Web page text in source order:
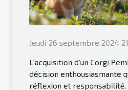
Jeudi 26 septembre 2024
L'acquisition d'un Corgi
décision enthousiasmante
réflexion et responsabilité.